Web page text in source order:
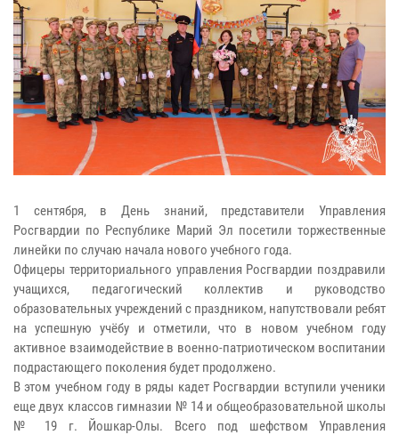
1 сентября, в День знаний, представители Управления
Росгвардии по Республике Марий Эл посетили торжественные
линейки по случаю начала нового учебного года.
Офицеры территориального управления Росгвардии поздравили
учащихся, педагогический коллектив и руководство
образовательных учреждений с праздником, напутствовали ребят
на успешную учёбу и отметили, что в новом учебном году
активное взаимодействие в военно-патриотическом воспитании
подрастающего поколения будет продолжено.
В этом учебном году в ряды кадет Росгвардии вступили ученики
еще двух классов гимназии № 14 и общеобразовательной школы
№ 19 г. Йошкар-Олы. Всего под шефством Управления